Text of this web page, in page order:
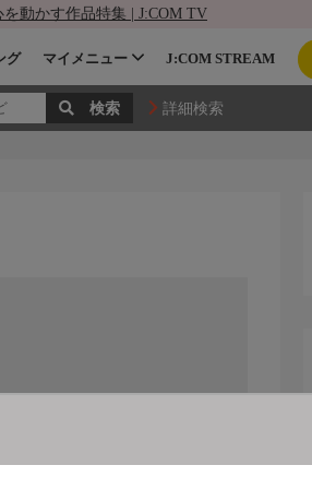
を動かす作品特集 | J:COM TV
グ マイメニュー J:COM STREAM
詳細検索